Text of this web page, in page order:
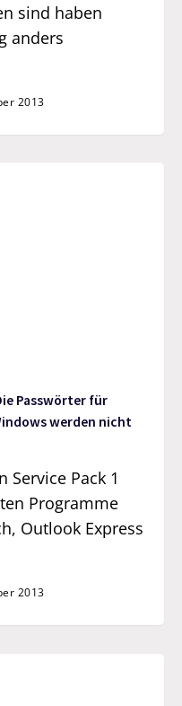
sind haben
anders
2013
Passwörter für
werden nicht
Pack 1
Programme
Outlook Express
2013